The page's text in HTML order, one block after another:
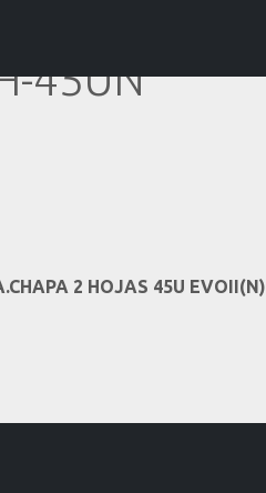
45UN
2 HOJAS 45U EVOII(N)